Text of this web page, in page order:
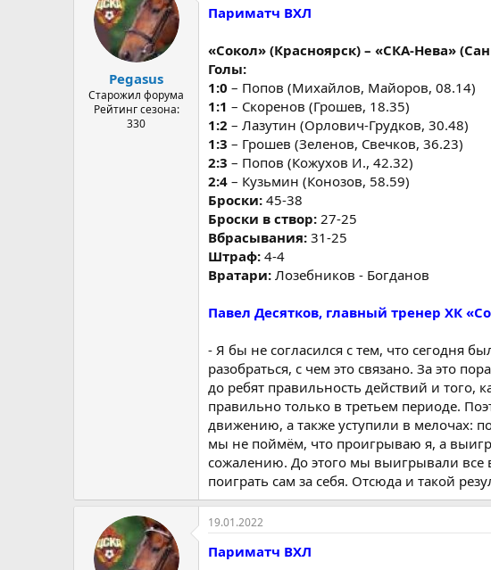
Pegasus
Старожил форума
Рейтинг сезона:
330
Париматч ВХЛ
«Сокол» (Красноярск) – «СКА-Нева»
Голы:
1:0 – Попов (Михайлов, Майоров, 08.14)
1:1 – Скоренов (Грошев, 18.35)
1:2 – Лазутин (Орлович-Грудков, 30.48)
1:3 – Грошев (Зеленов, Свечков, 36.23)
2:3 – Попов (Кожухов И., 42.32)
2:4 – Кузьмин (Конозов, 58.59)
Броски: 45-38
Броски в створ: 27-25
Вбрасывания: 31-25
Штраф: 4-4
Вратари: Лозебников - Богданов
Павел Десятков, главный тренер ХК
- Я бы не согласился с тем, что сегодня
разобраться, с чем это связано. За это
до ребят правильность действий и
правильно только в третьем периоде.
движению, а также уступили в мелочах:
мы не поймём, что проигрываю я, а
сожалению. До этого мы выигрывали все
поиграть сам за себя. Отсюда и такой
19.01.2022
Париматч ВХЛ